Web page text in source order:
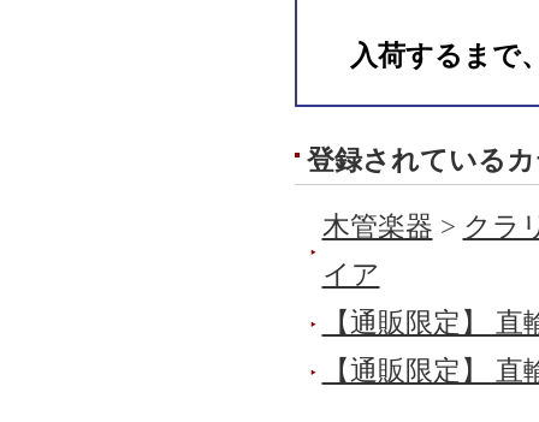
入荷するまで
登録されている
木管楽器 > クラ
イア
【通販限定】 直
【通販限定】 直